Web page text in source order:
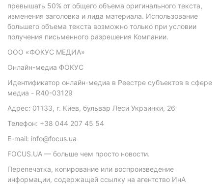
превышать 50% от общего объема оригинального текста,
изменения заголовка и лида материала. Использование
большего объема текста возможно только при условии
получения письменного разрешения Компании.
ООО «ФОКУС МЕДИА»
Онлайн-медиа ФОКУС
Идентификатор онлайн-медиа в Реестре субъектов в сфере
медиа - R40-03129
Адрес: 01133, г. Киев, бульвар Леси Украинки, 26
Телефон: +38 044 207 45 54
E-mail: info@focus.ua
FOCUS.UA — больше чем просто новости.
Перепечатка, копирование или воспроизведение
информации, содержащей ссылку на агентство ИнА